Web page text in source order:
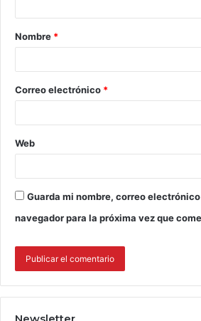
Nombre *
Correo electrónico *
Web
Guarda mi nombre, correo
navegador para la próxima vez que